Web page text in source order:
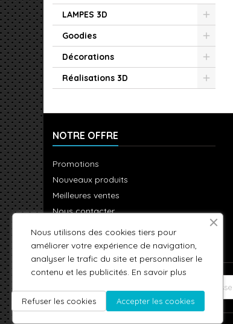
LAMPES 3D
Goodies
Décorations
Réalisations 3D
NOTRE OFFRE
Promotions
Nouveaux produits
Meilleures ventes
Nous contacter
Plan du site
LETTRE D'INFORMATIONS
Nous utilisons des cookies tiers pour
améliorer votre expérience de navigation,
analyser le trafic du site et personnaliser le
contenu et les publicités. En savoir plus
Accepter les cookies
Refuser les cookies